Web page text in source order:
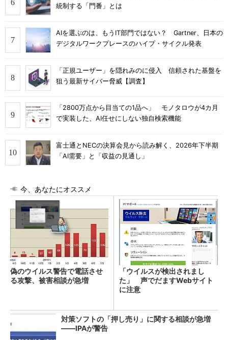
統制する「門番」とは
AIを選ぶのは、もうIT部門ではない？ Gartner、日本の
デジタルワークプレースのハイプ・サイクル発表
「正規ユーザー」を隠れみのに侵入 信頼された基盤を
狙う最新サイバー脅威【調査】
「2800万点から目当ての1品へ」 モノタロウが4カ月
で実装した、AI任せにしない独自検索機能
富士通とNECの決算会見から読み解く、2026年下半期
「AI需要」と「収益の見通し」
今、あなたにオススメ
偽のウイルス警告で電話させ
る攻撃、被害相談が急増
「ウイルスが検出されまし
た」 声でだますWebサイト
に注意
対策ソフトの「押し売り」に関する相談が急増
――IPAが警告